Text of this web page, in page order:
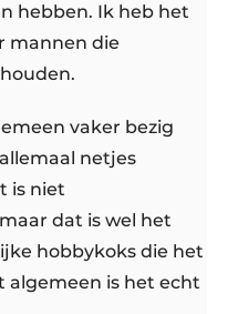
hebben. Ik heb het
mannen die
vaker bezig
netjes
is niet
dat is wel het
hobbykoks die het
algemeen is het echt